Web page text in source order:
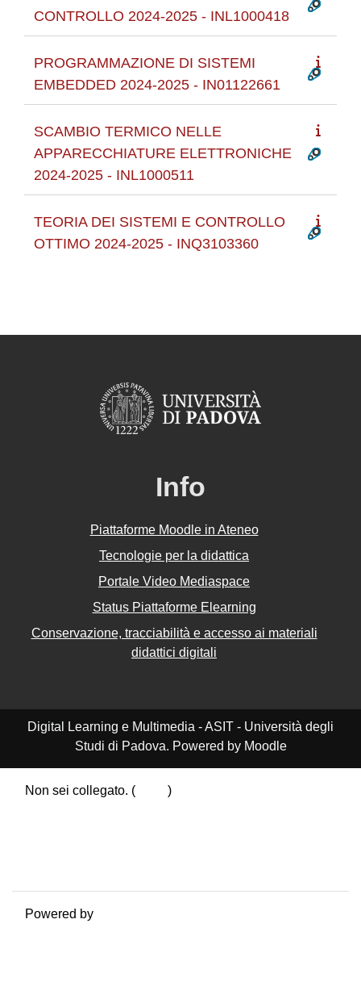
CONTROLLO 2024-2025 - INL1000418
PROGRAMMAZIONE DI SISTEMI
EMBEDDED 2024-2025 - IN01122661
SCAMBIO TERMICO NELLE
APPARECCHIATURE ELETTRONICHE
2024-2025 - INL1000511
TEORIA DEI SISTEMI E CONTROLLO
OTTIMO 2024-2025 - INQ3103360
Info
Piattaforme Moodle in Ateneo
Tecnologie per la didattica
Portale Video Mediaspace
Status Piattaforme Elearning
Conservazione, tracciabilità e accesso ai materiali
didattici digitali
Digital Learning e Multimedia - ASIT - Università degli
Studi di Padova. Powered by Moodle
Non sei collegato. (
)
Powered by